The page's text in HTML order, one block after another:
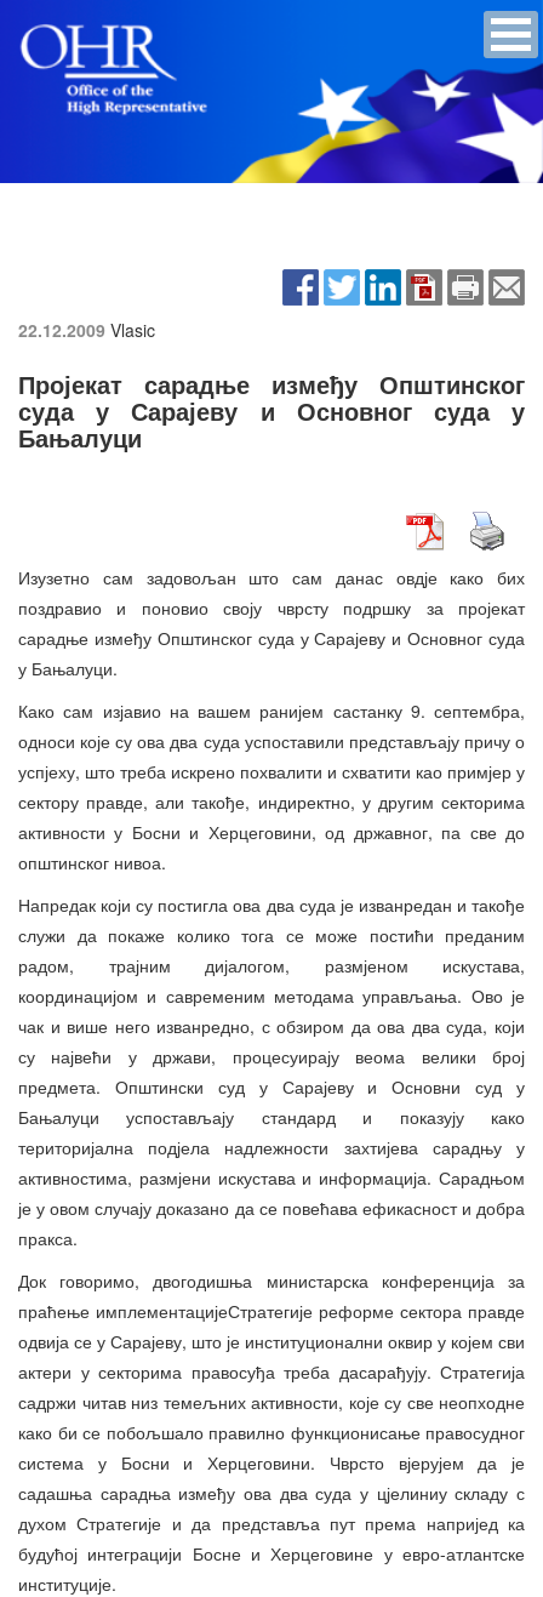
22.12.2009 Vlasic
Пројекат сарадње између Општинског
суда у Сарајеву и Основног суда у
Бањалуци
Изузетно сам задовољан што сам данас овдје како бих
поздравио и поновио своју чврсту подршку за пројекат
сарадње између Општинског суда у Сарајеву и Основног суда
у Бањалуци.
Како сам изјавио на вашем ранијем састанку 9. септембра,
односи које су ова два суда успоставили представљају причу о
успјеху, што треба искрено похвалити и схватити као примјер у
сектору правде, али такође, индиректно, у другим секторима
активности у Босни и Херцеговини, од државног, па све до
општинског нивоа.
Напредак који су постигла ова два суда је изванредан и такође
служи да покаже колико тога се може постићи преданим
радом, трајним дијалогом, размјеном искустава,
координацијом и савременим методама управљања. Ово је
чак и више него изванредно, с обзиром да ова два суда, који
су највећи у држави, процесуирају веома велики број
предмета. Општински суд у Сарајеву и Основни суд у
Бањалуци успостављају стандард и показују како
територијална подјела надлежности захтијева сарадњу у
активностима, размјени искустава и информација. Сарадњом
је у овом случају доказано да се повећава ефикасност и добра
пракса.
Док говоримо, двогодишња министарска конференција за
праћење имплементацијеСтратегије реформе сектора правде
одвија се у Сарајеву, што је институционални оквир у којем сви
актери у секторима правосуђа треба дасарађују. Стратегија
садржи читав низ темељних активности, које су све неопходне
како би се побољшало правилно функционисање правосудног
система у Босни и Херцеговини. Чврсто вјерујем да је
садашња сарадња између ова два суда у цјелиниу складу с
духом Стратегије и да представља пут према напријед ка
будућој интеграцији Босне и Херцеговине у евро-атлантске
институције.